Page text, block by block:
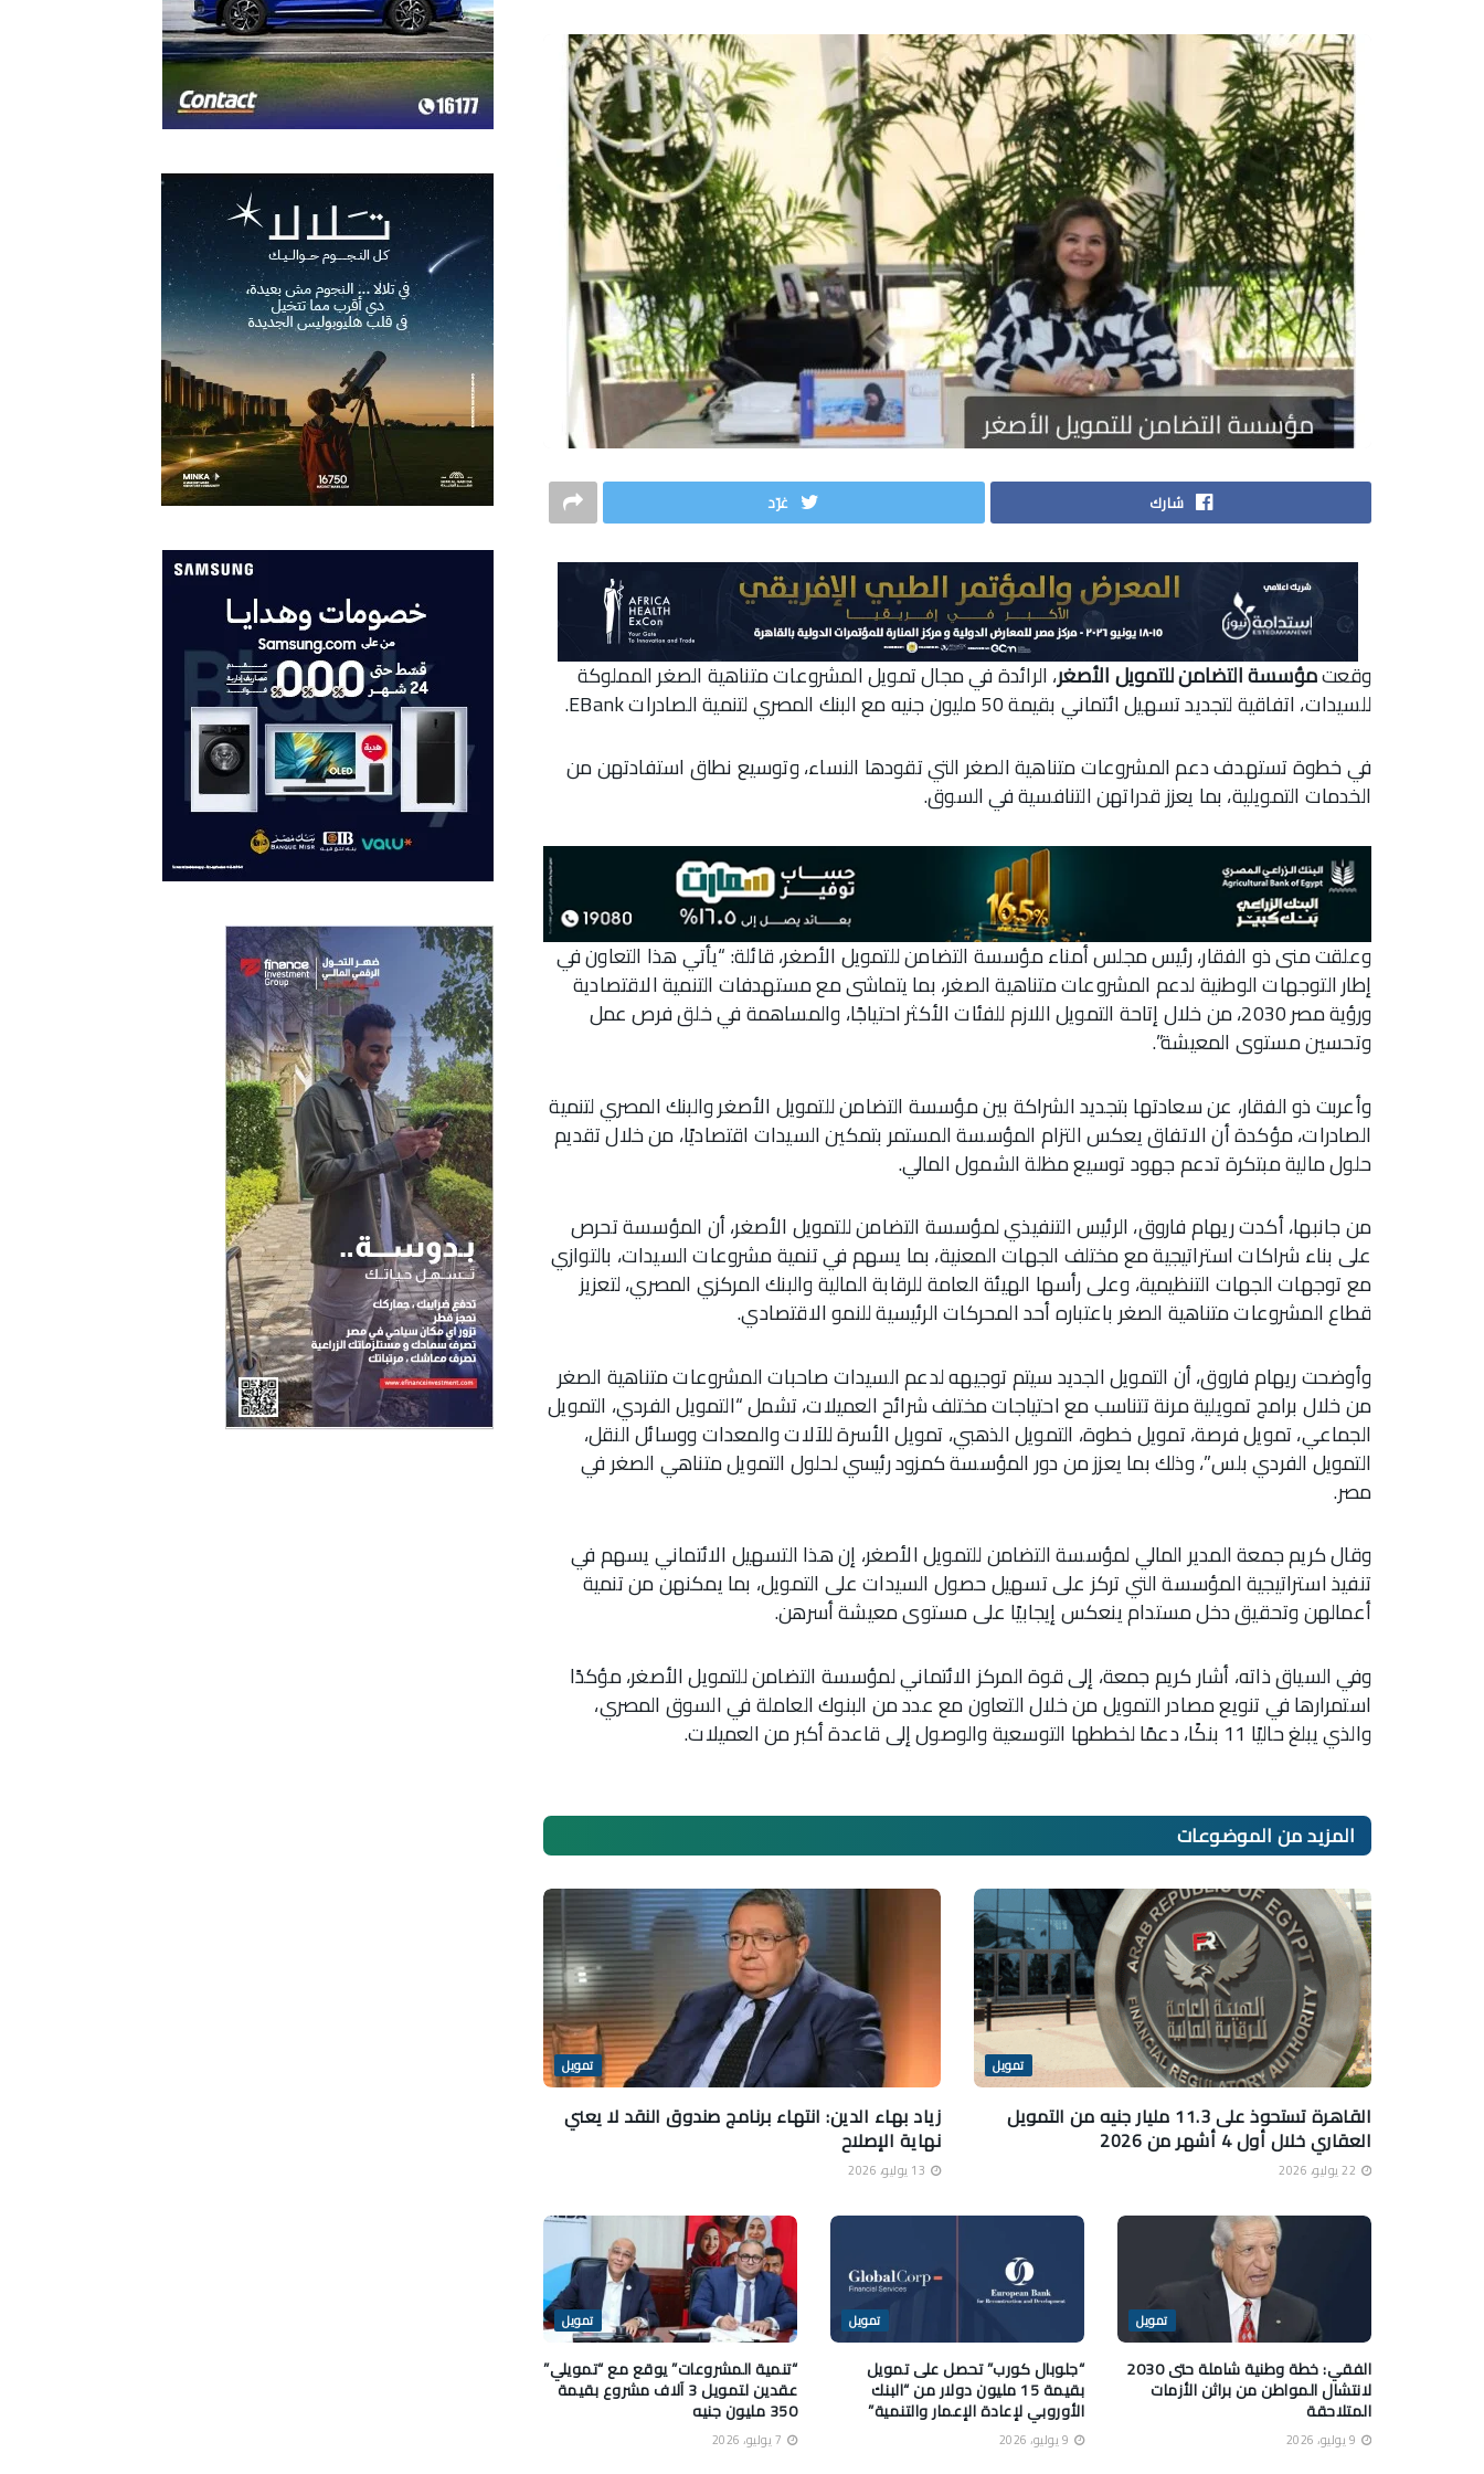
شارك غرّد
وقعتمؤسسة التضامن للتمويل الأصغر، الرائدة في مجال تمويل المشروعات متناهية الصغر المملوكة
للسيدات، اتفاقية لتجديد تسهيل ائتماني بقيمة 50 مليون جنيه مع البنك المصري لتنمية الصادرات EBank.
في خطوة تستهدف دعم المشروعات متناهية الصغر التي تقودها النساء، وتوسيع نطاق استفادتهن من
الخدمات التمويلية، بما يعزز قدراتهن التنافسية في السوق.
وعلقت منى ذو الفقار، رئيس مجلس أمناء مؤسسة التضامن للتمويل الأصغر، قائلة: “يأتي هذا التعاون في
إطار التوجهات الوطنية لدعم المشروعات متناهية الصغر، بما يتماشى مع مستهدفات التنمية الاقتصادية
ورؤية مصر 2030، من خلال إتاحة التمويل اللازم للفئات الأكثر احتياجًا، والمساهمة في خلق فرص عمل
وتحسين مستوى المعيشة”.
وأعربت ذو الفقار، عن سعادتها بتجديد الشراكة بين مؤسسة التضامن للتمويل الأصغر والبنك المصري لتنمية
الصادرات، مؤكدة أن الاتفاق يعكس التزام المؤسسة المستمر بتمكين السيدات اقتصاديًا، من خلال تقديم
حلول مالية مبتكرة تدعم جهود توسيع مظلة الشمول المالي.
من جانبها، أكدت ريهام فاروق، الرئيس التنفيذي لمؤسسة التضامن للتمويل الأصغر، أن المؤسسة تحرص
على بناء شراكات استراتيجية مع مختلف الجهات المعنية، بما يسهم في تنمية مشروعات السيدات، بالتوازي
مع توجهات الجهات التنظيمية، وعلى رأسها الهيئة العامة للرقابة المالية والبنك المركزي المصري، لتعزيز
قطاع المشروعات متناهية الصغر باعتباره أحد المحركات الرئيسية للنمو الاقتصادي.
وأوضحت ريهام فاروق، أن التمويل الجديد سيتم توجيهه لدعم السيدات صاحبات المشروعات متناهية الصغر
من خلال برامج تمويلية مرنة تتناسب مع احتياجات مختلف شرائح العميلات، تشمل “التمويل الفردي، التمويل
الجماعي، تمويل فرصة، تمويل خطوة، التمويل الذهبي، تمويل الأسرة للآلات والمعدات ووسائل النقل،
التمويل الفردي بلس”، وذلك بما يعزز من دور المؤسسة كمزود رئيسي لحلول التمويل متناهي الصغر في
مصر.
وقال كريم جمعة المدير المالي لمؤسسة التضامن للتمويل الأصغر، إن هذا التسهيل الائتماني يسهم في
تنفيذ استراتيجية المؤسسة التي تركز على تسهيل حصول السيدات على التمويل، بما يمكنهن من تنمية
أعمالهن وتحقيق دخل مستدام ينعكس إيجابيًا على مستوى معيشة أسرهن.
وفي السياق ذاته، أشار كريم جمعة، إلى قوة المركز الائتماني لمؤسسة التضامن للتمويل الأصغر، مؤكدًا
استمرارها في تنويع مصادر التمويل من خلال التعاون مع عدد من البنوك العاملة في السوق المصري،
والذي يبلغ حاليًا 11 بنكًا، دعمًا لخططها التوسعية والوصول إلى قاعدة أكبر من العميلات.
المزيد منالموضوعات
تمويل
القاهرة تستحوذ على 11.3 مليار جنيه من التمويل
العقاري خلال أول 4 أشهر من 2026
تمويل
زياد بهاء الدين: انتهاء برنامج صندوق النقد لا يعني
نهاية الإصلاح
تمويل
الفقي: خطة وطنية شاملة حتى 2030
لانتشال المواطن من براثن الأزمات
المتلاحقة
تمويل
“جلوبال كورب” تحصل على تمويل
بقيمة 15 مليون دولار من “البنك
الأوروبي لإعادة الإعمار والتنمية”
تمويل
“تنمية المشروعات” يوقع مع “تمويلي”
عقدين لتمويل 3 آلاف مشروع بقيمة
350 مليون جنيه